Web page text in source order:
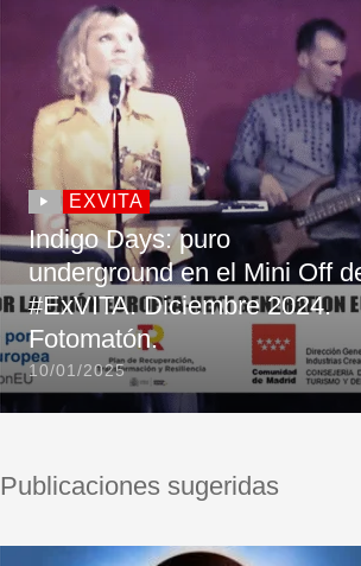
EXVITA
Indigo Days: puro
underground en el Mini Off
#ExVITA. Diciembre 2024.
Fotomatón.
10/01/2025
Publicaciones sugeridas